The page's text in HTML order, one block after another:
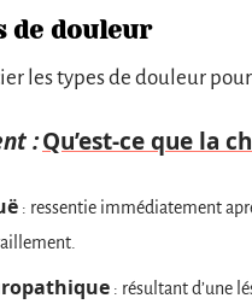
de douleur
les types de douleur
:Qu’est-ce que la
: ressentie immédiatement
: résultant d’une